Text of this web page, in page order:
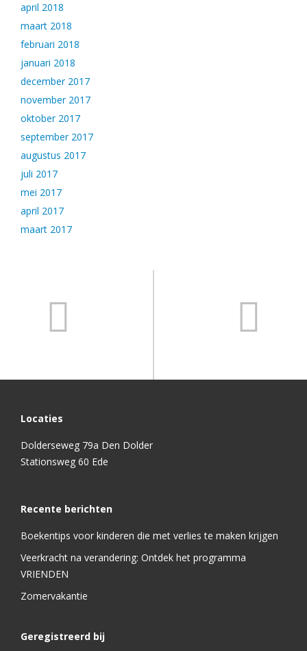
april 2018
maart 2018
februari 2018
januari 2018
december 2017
november 2017
oktober 2017
september 2017
augustus 2017
juli 2017
mei 2017
april 2017
maart 2017
Locaties
Dolderseweg 79a Den Dolder
Stationsweg 60 Ede
Recente berichten
Boekentips voor kinderen die met verlies te maken krijgen
Veerkracht na verandering: Ontdek het programma
VRIENDEN
Zomervakantie
Geregistreerd bij